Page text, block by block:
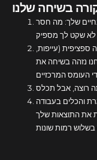
בשיחה שלנו
שלך: מה חסר
שקט לך מספיק
(עייפות,
נזהה בשיחה את
העומס המרכזיים
רוצה, אבל תכלס
והכלים בעבודה
את התוצאות שלך
רמות שונות